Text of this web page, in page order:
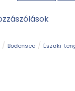
Bodensee Északi-